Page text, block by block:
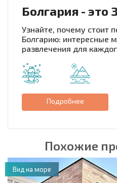
Болгария -
Узнайте, почему стоит
Болгарию: интересные
развлечения для
Подробнее
Похожие
Вид на море